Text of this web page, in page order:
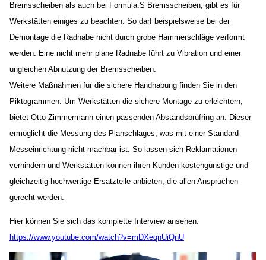
Bremsscheiben als auch bei Formula:S Bremsscheiben, gibt es für
Werkstätten einiges zu beachten: So darf beispielsweise bei der
Demontage die Radnabe nicht durch grobe Hammerschläge verformt
werden. Eine nicht mehr plane Radnabe führt zu Vibration und einer
ungleichen Abnutzung der Bremsscheiben.
Weitere Maßnahmen für die sichere Handhabung finden Sie in den
Piktogrammen. Um Werkstätten die sichere Montage zu erleichtern,
bietet Otto Zimmermann einen passenden Abstandsprüfring an. Dieser
ermöglicht die Messung des Planschlages, was mit einer Standard-
Messeinrichtung nicht machbar ist. So lassen sich Reklamationen
verhindern und Werkstätten können ihren Kunden kostengünstige und
gleichzeitig hochwertige Ersatzteile anbieten, die allen Ansprüchen
gerecht werden.
Hier können Sie sich das komplette Interview ansehen:
https://www.youtube.com/watch?v=mDXeqnUiQnU